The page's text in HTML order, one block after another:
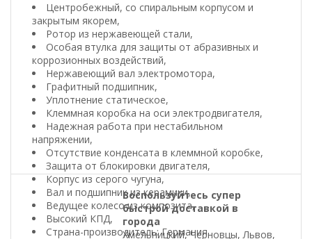
Центробежный, со спиральным корпусом и
закрытым якорем,
Ротор из нержавеющей стали,
Особая втулка для защиты от абразивных и
коррозионных воздействий,
Нержавеющий вал электромотора,
Графитный подшипник,
Уплотнение статическое,
Клеммная коробка на оси электродвигателя,
Надежная работа при нестабильном
напряжении,
Отсутствие конденсата в клеммной коробке,
Защита от блокировки двигателя,
Корпус из серого чугуна,
Вал и подшипник из керамики,
Ведущее колесо из композита,
Высокий КПД,
Страна-производитель: Германия.
Воспользуйтесь супер
быстрой доставкой в
города
Хмельницкий, Черновцы, Львов,